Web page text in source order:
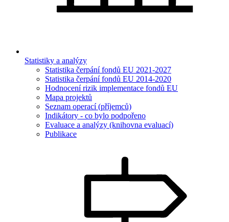
Statistiky a analýzy
Statistika čerpání fondů EU 2021-2027
Statistika čerpání fondů EU 2014-2020
Hodnocení rizik implementace fondů EU
Mapa projektů
Seznam operací (příjemců)
Indikátory - co bylo podpořeno
Evaluace a analýzy (knihovna evaluací)
Publikace